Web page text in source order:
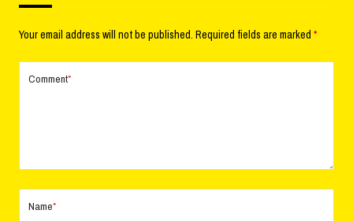
Your email address will not be published. Required fields are marked *
Comment*
Name*